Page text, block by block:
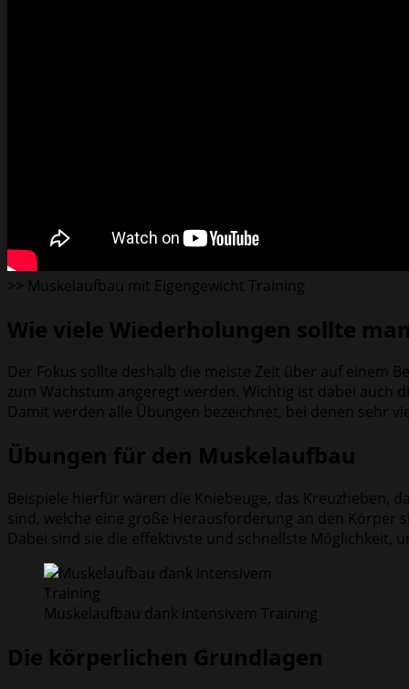
>> Muskelaufbau mit Eigengewicht Training
Wie viele Wiederholungen sollte
Der Fokus sollte deshalb die meiste Zeit über auf einem
zum Wachstum angeregt werden. Wichtig ist dabei auch
Damit werden alle Übungen bezeichnet, bei denen sehr
Übungen für den Muskelaufbau
Beispiele hierfür wären die Kniebeuge, das Kreuzheben,
sind, welche eine große Herausforderung an den Körper
Dabei sind sie die effektivste und schnellste Möglichkeit,
Muskelaufbau dank intensivem Training
Die körperlichen Grundlagen